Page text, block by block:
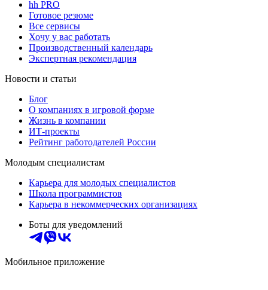
hh PRO
Готовое резюме
Все сервисы
Хочу у вас работать
Производственный календарь
Экспертная рекомендация
Новости и статьи
Блог
О компаниях в игровой форме
Жизнь в компании
ИТ-проекты
Рейтинг работодателей России
Молодым специалистам
Карьера для молодых специалистов
Школа программистов
Карьера в некоммерческих организациях
Боты для уведомлений
Мобильное приложение